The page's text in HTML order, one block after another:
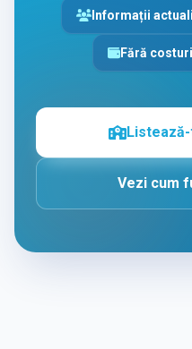
Informații
Fără
Vezi cum